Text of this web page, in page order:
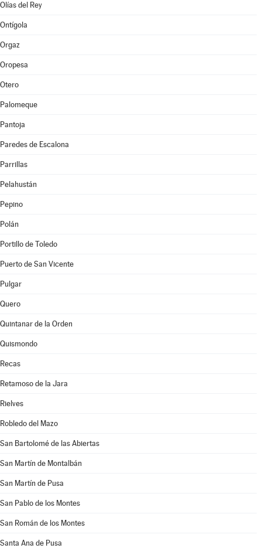
Olías del Rey
Ontígola
Orgaz
Oropesa
Otero
Palomeque
Pantoja
Paredes de Escalona
Parrillas
Pelahustán
Pepino
Polán
Portillo de Toledo
Puerto de San Vicente
Pulgar
Quero
Quintanar de la Orden
Quismondo
Recas
Retamoso de la Jara
Rielves
Robledo del Mazo
San Bartolomé de las Abiertas
San Martín de Montalbán
San Martín de Pusa
San Pablo de los Montes
San Román de los Montes
Santa Ana de Pusa